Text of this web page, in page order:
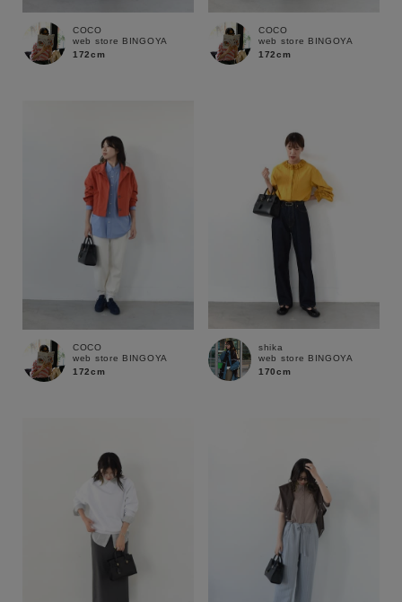
ブランド
COCO
web store BINGOYA
172cm
COCO
web store BINGOYA
172cm
COCO
web store BINGOYA
172cm
shika
web store BINGOYA
170cm